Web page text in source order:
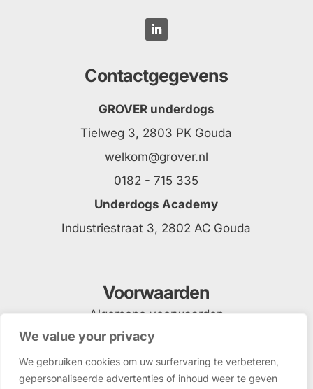
We value your privacy
We gebruiken cookies om uw surfervaring te verbeteren,
gepersonaliseerde advertenties of inhoud weer te geven
Contactgegevens
GROVER underdogs
Tielweg 3, 2803 PK Gouda
welkom@grover.nl
0182 - 715 335
Underdogs Academy
Industriestraat 3, 2802 AC Gouda
Voorwaarden
Algemene voorwaarden
Privacyverklaring